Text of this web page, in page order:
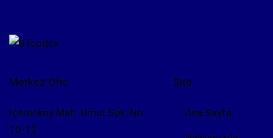
Merkez Ofis
İçerenköy Mah. Umut Sok. No:
10-12
Site
Ana Sayfa